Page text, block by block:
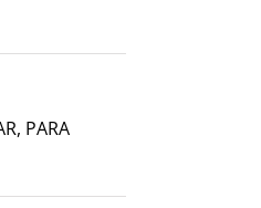
PARA